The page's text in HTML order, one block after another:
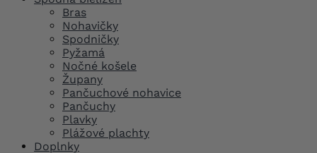
Bras
Nohavičky
Spodničky
Pyžamá
Nočné košele
Župany
Pančuchové nohavice
Pančuchy
Plavky
Plážové plachty
Doplnky